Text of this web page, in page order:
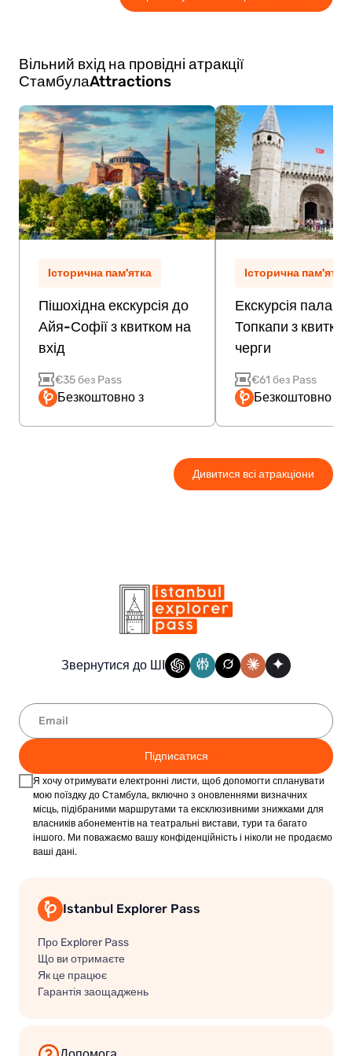
вважається, що його створили для
Вільний вхід на провідні атракції
СтамбулаAttractions
Дивитися всі атракціони
Історична пам'ятка
Пішохідна екскурсія до
Айя-Софії з квитком на
вхід
€35 без Pass
Безкоштовно з
Історична пам'ятка
Екскурсія
Топкапи з
черги
€61 без Pass
Безкоштовно з
Звернутися до ШІ
Підписатися
Я хочу отримувати електронні листи, щоб допомогти спланувати
мою поїздку до Стамбула, включно з оновленнями визначних
місць, підібраними маршрутами та ексклюзивними знижками для
власників абонементів на театральні вистави, тури та багато
іншого. Ми поважаємо вашу конфіденційність і ніколи не продаємо
ваші дані.
Istanbul Explorer Pass
Про Explorer Pass
Що ви отримаєте
Як це працює
Гарантія заощаджень